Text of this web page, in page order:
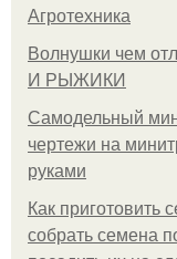
Агротехника
Волнушки чем
И РЫЖИКИ
Самодельный
чертежи на
руками
Как приготовить
собрать семена